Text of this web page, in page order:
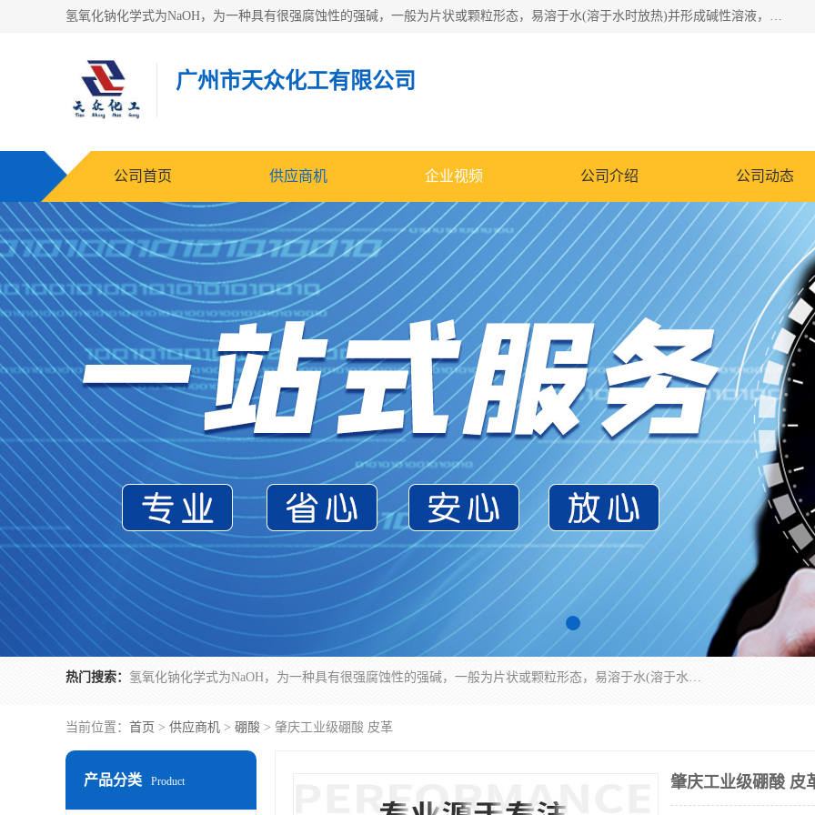
氢氧化钠化学式为NaOH，为一种具有很强腐蚀性的强碱，一般为片状或颗粒形态，易溶于水(溶于水时放热)并形成碱性溶液，另有潮解性，易吸取空气中的水蒸气(潮解)和(变质)。NaOH是化学实验室其中一种必备的化学品，亦为常见的化工品之一。纯品是无色透明的晶体。密度2.130g/cm3。熔点318.4℃。沸点1390℃。工业品含有少量的氯化和碳酸，是白色不透明的晶体。
广州市天众化工有限公司
公司首页 供应商机 企业视频 公司介绍 公司动态
热门搜索： 氢氧化钠化学式为NaOH，为一种具有很强腐蚀性的强碱，一般为片状或颗粒形态，易溶于水(溶于水时放热)并形成碱性溶液，另有潮解性，易吸取空气中的水蒸气(潮解)和(变质)。NaOH是化学实验室其中一种必备的化学品，亦为常见的化工品之一。纯品是无色透明的晶体。密度2.130g/cm3。熔点318.4℃。沸点1390℃。工业品含有少量的氯化和碳酸，是白色不透明的晶体。
当前位置： 首页 > 供应商机 > 硼酸 > 肇庆工业级硼酸 皮革
产品分类 Product 肇庆工业级硼酸 皮